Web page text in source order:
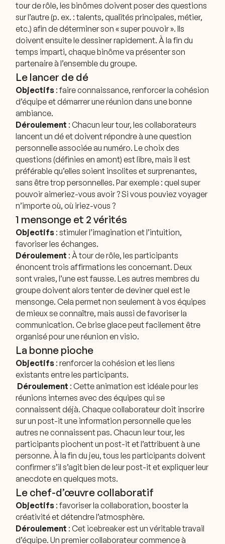
tour de rôle, les binômes doivent poser des questions
sur l’autre (p. ex. : talents, qualités principales, métier,
etc.) afin de déterminer son « super pouvoir ». Ils
doivent ensuite le dessiner rapidement. À la fin du
temps imparti, chaque binôme va présenter son
partenaire à l’ensemble du groupe.
Le lancer de dé
Objectifs : faire connaissance, renforcer la cohésion
d’équipe et démarrer une réunion dans une bonne
ambiance.
Déroulement : Chacun leur tour, les collaborateurs
lancent un dé et doivent répondre à une question
personnelle associée au numéro. Le choix des
questions (définies en amont) est libre, mais il est
préférable qu’elles soient insolites et surprenantes,
sans être trop personnelles. Par exemple : quel super
pouvoir aimeriez-vous avoir ? Si vous pouviez voyager
n’importe où, où iriez-vous ?
1 mensonge et 2 vérités
Objectifs : stimuler l’imagination et l’intuition,
favoriser les échanges.
Déroulement : À tour de rôle, les participants
énoncent trois affirmations les concernant. Deux
sont vraies, l’une est fausse. Les autres membres du
groupe doivent alors tenter de deviner quel est le
mensonge. Cela permet non seulement à vos équipes
de mieux se connaître, mais aussi de favoriser la
communication. Ce brise glace peut facilement être
organisé pour une réunion en visio.
La bonne pioche
Objectifs : renforcer la cohésion et les liens
existants entre les participants.
Déroulement : Cette animation est idéale pour les
réunions internes avec des équipes qui se
connaissent déjà. Chaque collaborateur doit inscrire
sur un post-it une information personnelle que les
autres ne connaissent pas. Chacun leur tour, les
participants piochent un post-it et l’attribuent à une
personne. À la fin du jeu, tous les participants doivent
confirmer s’il s’agit bien de leur post-it et expliquer leur
anecdote en quelques mots.
Le chef-d’œuvre collaboratif
Objectifs : favoriser la collaboration, booster la
créativité et détendre l’atmosphère.
Déroulement : Cet icebreaker est un véritable travail
d’équipe. Un premier collaborateur commence à